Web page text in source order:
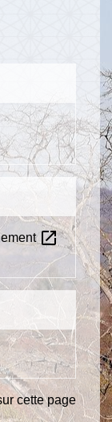
open_in_new
cette page